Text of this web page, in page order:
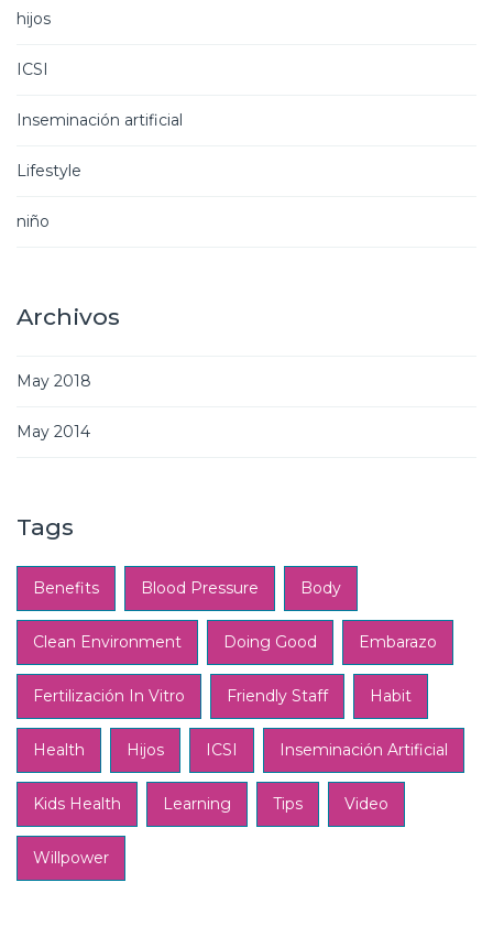
hijos
ICSI
Inseminación artificial
Lifestyle
niño
Archivos
May 2018
May 2014
Tags
Benefits Blood Pressure Body
Clean Environment Doing Good Embarazo
Fertilización In Vitro Friendly Staff Habit
Health Hijos ICSI Inseminación Artificial
Kids Health Learning Tips Video
Willpower